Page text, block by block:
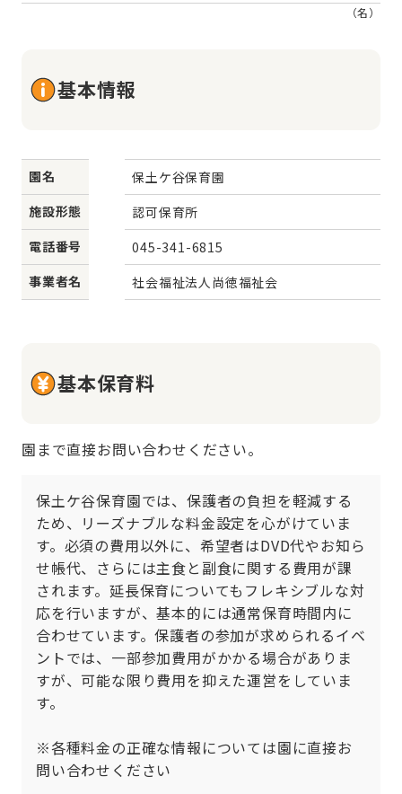
（名）
基本情報
園名
保土ケ谷保育園
施設形態
認可保育所
電話番号
045-341-6815
事業者名
社会福祉法人尚徳福祉会
基本保育料
園まで直接お問い合わせください。
保土ケ谷保育園では、保護者の負担を軽減する
ため、リーズナブルな料金設定を心がけていま
す。必須の費用以外に、希望者はDVD代やお知ら
せ帳代、さらには主食と副食に関する費用が課
されます。延長保育についてもフレキシブルな対
応を行いますが、基本的には通常保育時間内に
合わせています。保護者の参加が求められるイベ
ントでは、一部参加費用がかかる場合がありま
すが、可能な限り費用を抑えた運営をしていま
す。
※各種料金の正確な情報については園に直接お
問い合わせください